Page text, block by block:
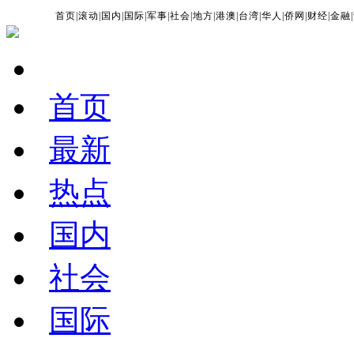
首页 |滚动 国内 国际 |军事 |社会 |地方 |港澳 台湾 |华人 |侨网 财经 |金融 |
首页
最新
热点
国内
社会
国际